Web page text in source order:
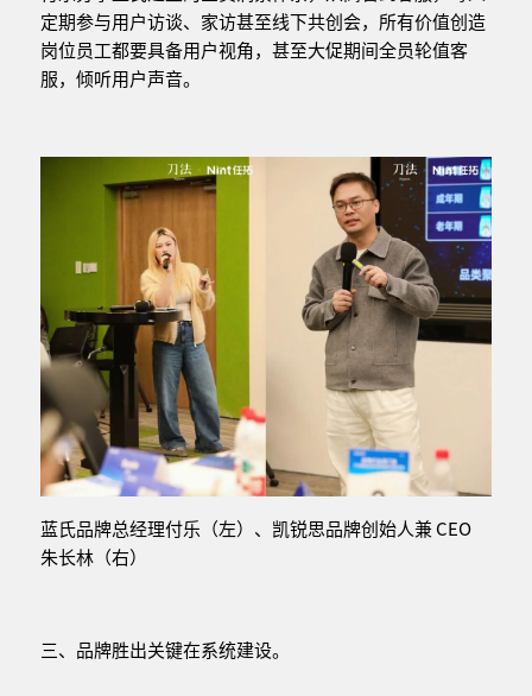
定期参与用户访谈、家访甚至线下共创会，所有价值创造
岗位员工都要具备用户视角，甚至大促期间全员轮值客
服，倾听用户声音。
蓝氏品牌总经理付乐（左）、凯锐思品牌创始人兼 CEO
朱长林（右）
三、品牌胜出关键在系统建设。